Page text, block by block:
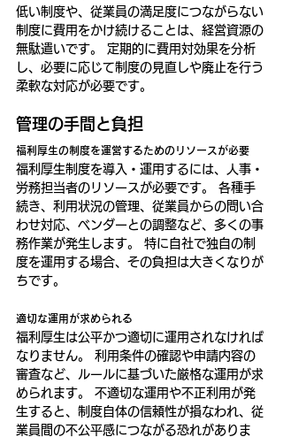
低い制度や、従業員の満足度につながらない
制度に費用をかけ続けることは、経営資源の
無駄遣いです。 定期的に費用対効果を分析
し、必要に応じて制度の見直しや廃止を行う
柔軟な対応が必要です。
管理の手間と負担
福利厚生の制度を運営するためのリソースが必要
福利厚生制度を導入・運用するには、人事・
労務担当者のリソースが必要です。 各種手
続き、利用状況の管理、従業員からの問い合
わせ対応、ベンダーとの調整など、多くの事
務作業が発生します。 特に自社で独自の制
度を運用する場合、その負担は大きくなりが
ちです。
適切な運用が求められる
福利厚生は公平かつ適切に運用されなければ
なりません。 利用条件の確認や申請内容の
審査など、ルールに基づいた厳格な運用が求
められます。 不適切な運用や不正利用が発
生すると、制度自体の信頼性が損なわれ、従
業員間の不公平感につながる恐れがありま